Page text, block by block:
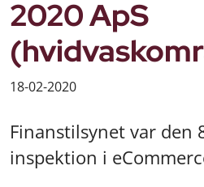
2020 ApS
18-02-2020
Finanstilsynet var den
inspektion i